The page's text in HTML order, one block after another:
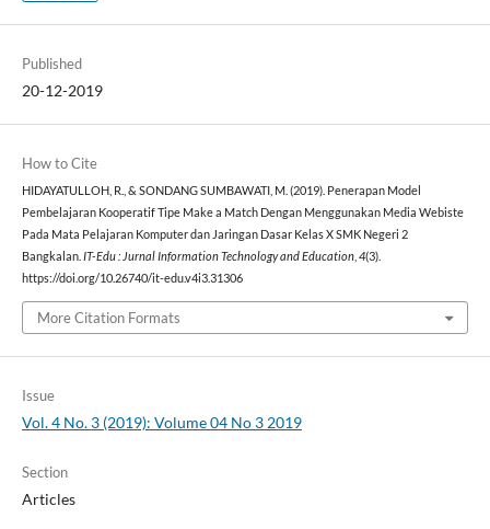
Published
20-12-2019
How to Cite
HIDAYATULLOH, R., & SONDANG SUMBAWATI, M. (2019). Penerapan Model
Pembelajaran Kooperatif Tipe Make a Match Dengan Menggunakan Media Webiste
Pada Mata Pelajaran Komputer dan Jaringan Dasar Kelas X SMK Negeri 2
Bangkalan. IT-Edu : Jurnal Information Technology and Education, 4(3).
https://doi.org/10.26740/it-edu.v4i3.31306
More Citation Formats
Issue
Vol. 4 No. 3 (2019): Volume 04 No 3 2019
Section
Articles